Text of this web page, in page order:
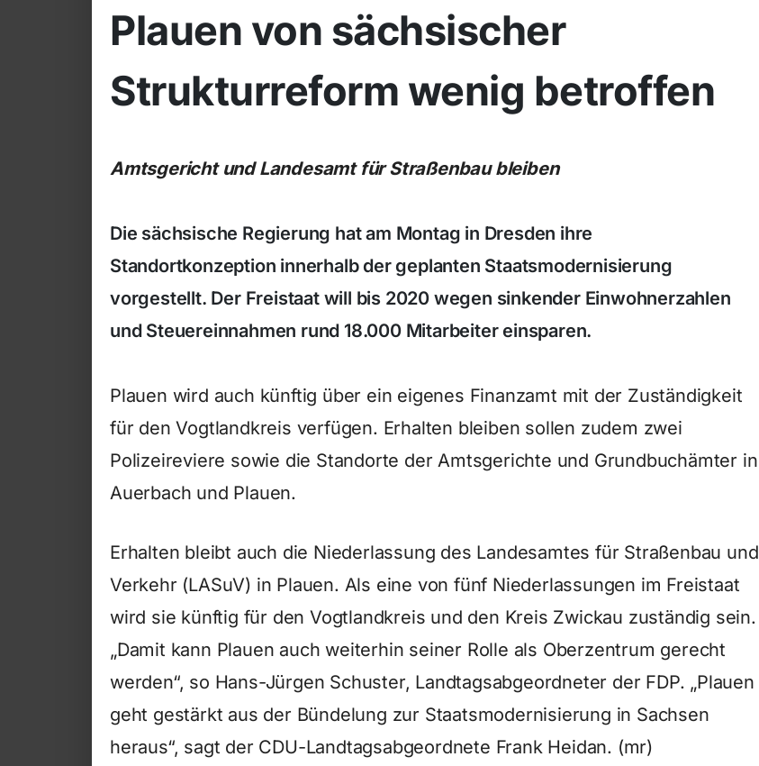
Plauen von sächsischer
Strukturreform wenig betroffen
Amtsgericht und Landesamt für Straßenbau bleiben
Die sächsische Regierung hat am Montag in Dresden ihre
Standortkonzeption innerhalb der geplanten Staatsmodernisierung
vorgestellt. Der Freistaat will bis 2020 wegen sinkender Einwohnerzahlen
und Steuereinnahmen rund 18.000 Mitarbeiter einsparen.
Plauen wird auch künftig über ein eigenes Finanzamt mit der Zuständigkeit
für den Vogtlandkreis verfügen. Erhalten bleiben sollen zudem zwei
Polizeireviere sowie die Standorte der Amtsgerichte und Grundbuchämter in
Auerbach und Plauen.
Erhalten bleibt auch die Niederlassung des Landesamtes für Straßenbau und
Verkehr (LASuV) in Plauen. Als eine von fünf Niederlassungen im Freistaat
wird sie künftig für den Vogtlandkreis und den Kreis Zwickau zuständig sein.
„Damit kann Plauen auch weiterhin seiner Rolle als Oberzentrum gerecht
werden“, so Hans-Jürgen Schuster, Landtagsabgeordneter der FDP. „Plauen
geht gestärkt aus der Bündelung zur Staatsmodernisierung in Sachsen
heraus“, sagt der CDU-Landtagsabgeordnete Frank Heidan. (mr)